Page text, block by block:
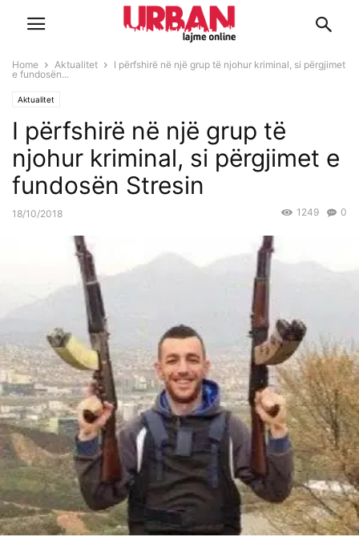
Home Aktualitet
I përfshirë në një grup të njohur kriminal, si përgjimet
e fundosën...
Aktualitet
I përfshirë në një grup të
njohur kriminal, si përgjimet e
fundosën Stresin
18/10/2018 0
1249